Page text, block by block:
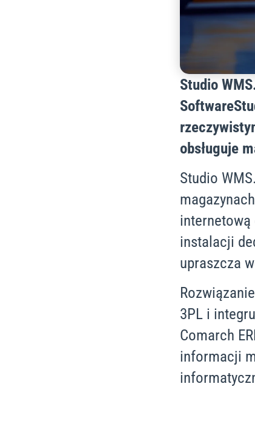
Studio
obsługuje
Studio
instalacji
upraszcza
3PL i
Comarch
informacji